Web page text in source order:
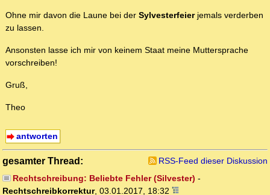
Ohne mir davon die Laune bei der Sylvesterfeierjemals verderben
zu lassen.
Ansonsten lasse ich mir von keinem Staat meine Muttersprache
vorschreiben!
Gruß,
Theo
antworten
gesamter Thread:
RSS-Feed dieser Diskussion
Rechtschreibung: Beliebte Fehler (Silvester) -
Rechtschreibkorrektur, 03.01.2017, 18:32